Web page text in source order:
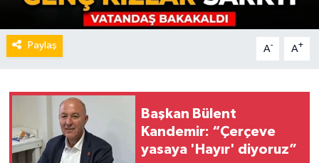
Paylaş A- A+
Başkan Bülent
Kandemir: “Çerçeve
yasaya 'Hayır' diyoruz”